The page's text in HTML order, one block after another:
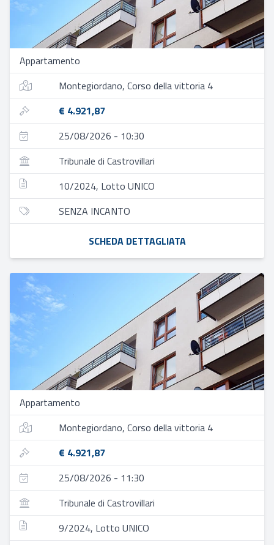
Appartamento
Montegiordano, Corso della vittoria 4
€ 4.921,87
25/08/2026 - 10:30
Tribunale di Castrovillari
10/2024, Lotto UNICO
SENZA INCANTO
SCHEDA DETTAGLIATA
Appartamento
Montegiordano, Corso della vittoria 4
€ 4.921,87
25/08/2026 - 11:30
Tribunale di Castrovillari
9/2024, Lotto UNICO